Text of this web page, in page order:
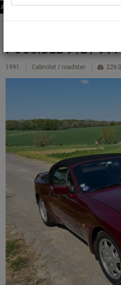
Annonce actualisée le 20/07/2026 ( il y a
Porsche 944 S2
POSSIBLE 912 / 911
1991 Cabriolet / roadster 226